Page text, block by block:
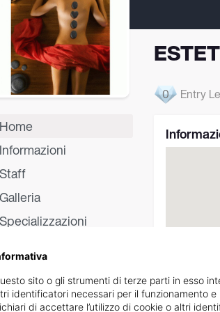
Home
Informazioni
Staff
Galleria
Specializzazioni
0 Entry
sito o gli strumenti di terze parti in esso
identificatori necessari per il funzionamento
di accettare l’utilizzo di cookie o altri